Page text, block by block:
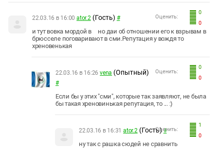
0
0
Оценить:
22.03.16 в 16:00 ator.2 (Гость) #
и тут вовка мордой в но даи об отношении его к взрывам в
брюсселе поговаривают в сми.Репутация у вождя то
хреновенькая
0
0
Оценить:
22.03.16 в 16:26 vena (Опытный)
#
Если бы у этих "сми", которые так заявляют, не была
бы такая хреновинькая репутация, то ... :)
1
0
Оценить:
22.03.16 в 16:31 ator.2 (Гость) #
ну так с рашка сюдей не сравнить